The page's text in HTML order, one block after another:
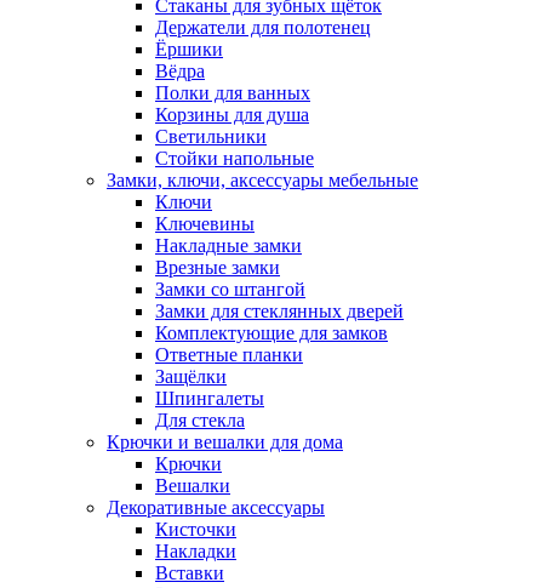
Стаканы для зубных щёток
Держатели для полотенец
Ёршики
Вёдра
Полки для ванных
Корзины для душа
Светильники
Стойки напольные
Замки, ключи, аксессуары мебельные
Ключи
Ключевины
Накладные замки
Врезные замки
Замки со штангой
Замки для стеклянных дверей
Комплектующие для замков
Ответные планки
Защёлки
Шпингалеты
Для стекла
Крючки и вешалки для дома
Крючки
Вешалки
Декоративные аксессуары
Кисточки
Накладки
Вставки